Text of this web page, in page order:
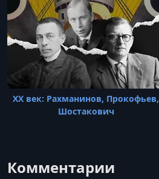
XX век: Рахманинов, Прокофьев,
Шостакович
Комментарии